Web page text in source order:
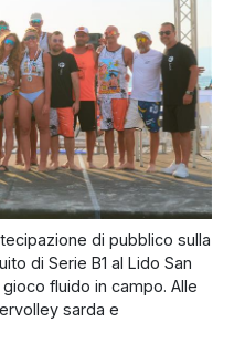
di pubblico sulla
di Serie B1 al Lido San
fluido in campo. Alle
sarda e